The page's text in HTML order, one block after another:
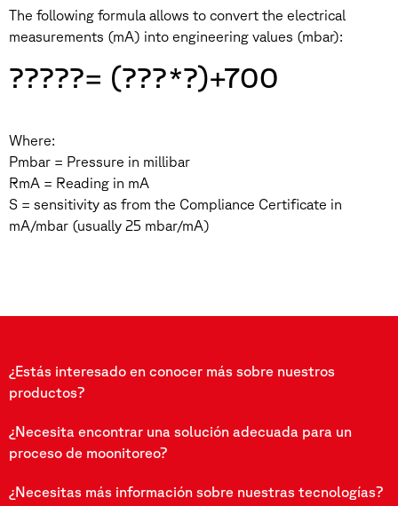
The following formula allows to convert the electrical
measurements (mA) into engineering values (mbar):
?????= (???*?)+700
Where:
Pmbar = Pressure in millibar
RmA = Reading in mA
S = sensitivity as from the Compliance Certificate in
mA/mbar (usually 25 mbar/mA)
¿Estás interesado en conocer más sobre nuestros
productos?
¿Necesita encontrar una solución adecuada para un
proceso de moonitoreo?
¿Necesitas más información sobre nuestras tecnologías?